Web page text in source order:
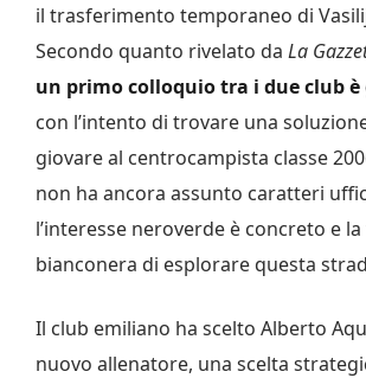
il trasferimento temporaneo di
Secondo quanto rivelato da La
un primo colloquio tra i due club
con l’intento di trovare una
giovare al centrocampista classe
non ha ancora assunto caratteri
l’interesse neroverde è concreto e
bianconera di esplorare questa
Il club emiliano ha scelto Alberto
nuovo allenatore, una scelta